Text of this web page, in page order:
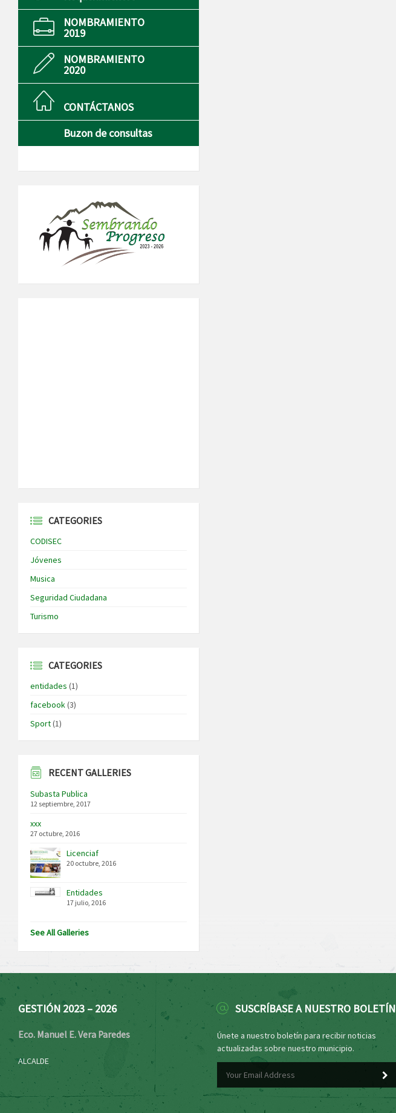
NOMBRAMIENTO
2019
NOMBRAMIENTO
2020
CONTÁCTANOS
Buzon de consultas
CATEGORIES
CODISEC
Jóvenes
Musica
Seguridad Ciudadana
Turismo
CATEGORIES
entidades (1)
facebook(3)
Sport(1)
RECENT GALLERIES
Subasta Publica
12 septiembre, 2017
xxx
27 octubre, 2016
Licenciaf
20 octubre, 2016
Entidades
17 julio, 2016
See All Galleries
GESTIÓN 2023 – 2026
Eco. Manuel E. Vera Paredes
ALCALDE
SUSCRÍBASE A NUESTRO BOLETÍN
Únete a nuestro boletín para recibir noticias
actualizadas sobre nuestro municipio.